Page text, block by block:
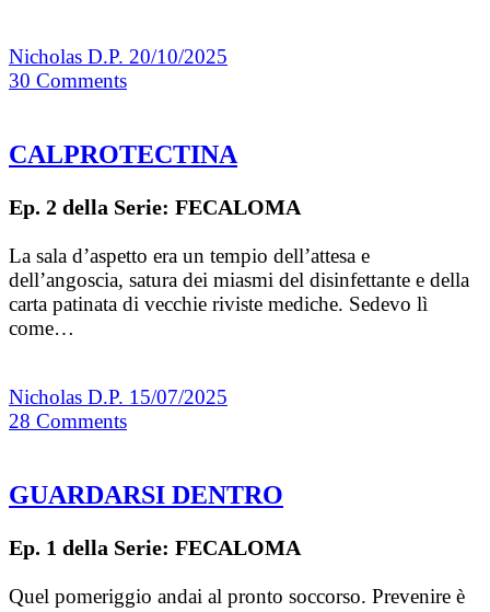
Nicholas D.P. 20/10/2025
30 Comments
CALPROTECTINA
Ep. 2 della Serie: FECALOMA
La sala d’aspetto era un tempio dell’attesa e
dell’angoscia, satura dei miasmi del disinfettante e della
carta patinata di vecchie riviste mediche. Sedevo lì
come…
Nicholas D.P. 15/07/2025
28 Comments
GUARDARSI DENTRO
Ep. 1 della Serie: FECALOMA
Quel pomeriggio andai al pronto soccorso. Prevenire è